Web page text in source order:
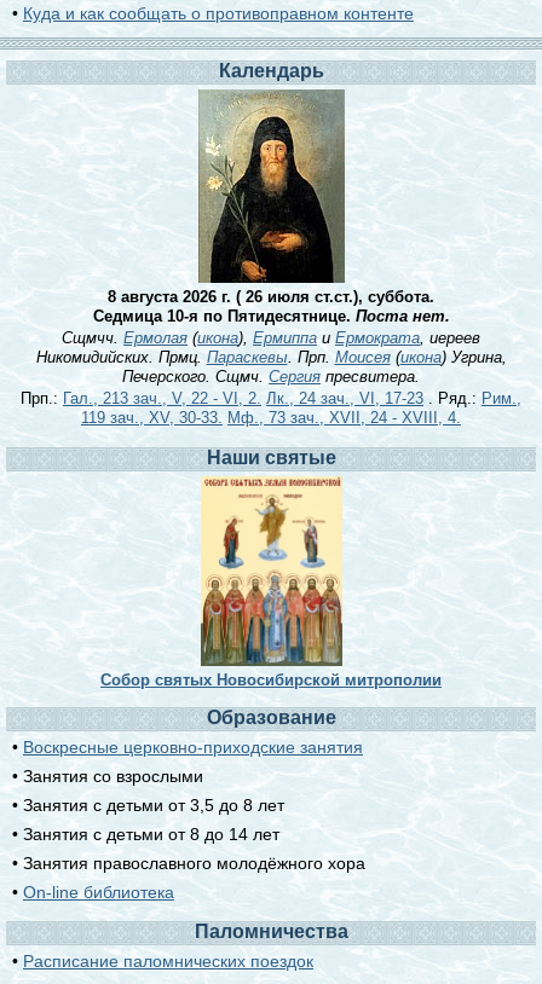
• Куда и как сообщать о противоправном контенте
Календарь
8 августа 2026 г. ( 26 июля ст.ст.), суббота.
Седмица 10-я по Пятидесятнице. Поста нет.
Сщмчч. Ермолая (икона), Ермиппаи Ермократа, иереев
Никомидийских. Прмц.Параскевы. Прп. Моисея(икона) Угрина,
Печерского. Сщмч. Сергия пресвитера.
Прп.: Гал., 213 зач., V, 22 - VI, 2. Лк., 24 зач., VI, 17-23 . Ряд.: Рим.,
119 зач., XV, 30-33. Мф., 73 зач., XVII, 24 - XVIII, 4.
Наши святые
Собор святых Новосибирской митрополии
Образование
• Воскресные церковно-приходские занятия
• Занятия со взрослыми
• Занятия с детьми от 3,5 до 8 лет
• Занятия с детьми от 8 до 14 лет
• Занятия православного молодёжного хора
• On-line библиотека
Паломничества
• Расписание паломнических поездок